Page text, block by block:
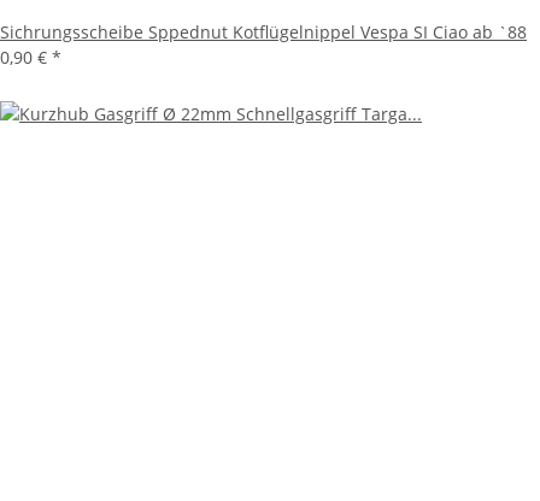
Sichrungsscheibe Sppednut Kotflügelnippel Vespa SI Ciao ab `88
0,90 € *